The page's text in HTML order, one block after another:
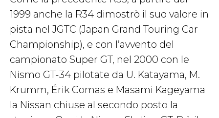
1999 anche la R34 dimostrò il suo valore in
pista nel JGTC (Japan Grand Touring Car
Championship), e con l’avvento del
campionato Super GT, nel 2000 con le
Nismo GT-34 pilotate da U. Katayama, M.
Krumm, Érik Comas e Masami Kageyama
la Nissan chiuse al secondo posto la